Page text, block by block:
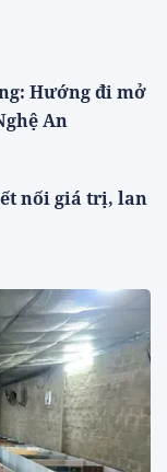
Hướng đi mở
An
nối giá trị, lan